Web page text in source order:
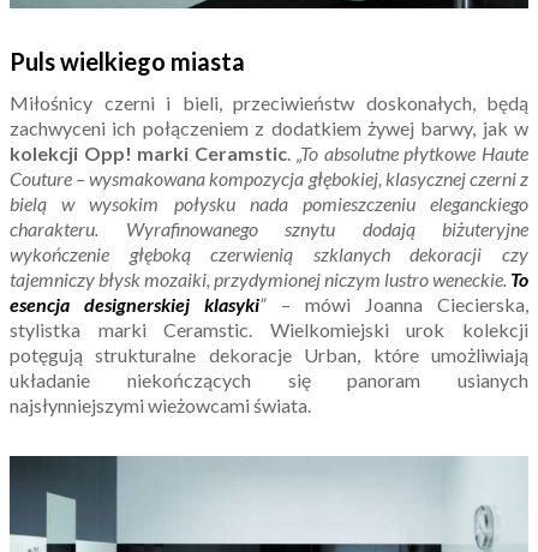
Puls wielkiego miasta
Miłośnicy czerni i bieli, przeciwieństw doskonałych, będą
zachwyceni ich połączeniem z dodatkiem żywej barwy, jak w
kolekcji Opp! marki Ceramstic. „To absolutne płytkowe Haute
Couture – wysmakowana kompozycja głębokiej, klasycznej czerni z
bielą w wysokim połysku nada pomieszczeniu eleganckiego
charakteru. Wyrafinowanego sznytu dodają biżuteryjne
wykończenie głęboką czerwienią szklanych dekoracji czy
tajemniczy błysk mozaiki, przydymionej niczym lustro weneckie. To
esencja designerskiej klasyki”– mówi Joanna Ciecierska,
stylistka marki Ceramstic. Wielkomiejski urok kolekcji
potęgują strukturalne dekoracje Urban, które umożliwiają
układanie niekończących się panoram usianych
najsłynniejszymi wieżowcami świata.